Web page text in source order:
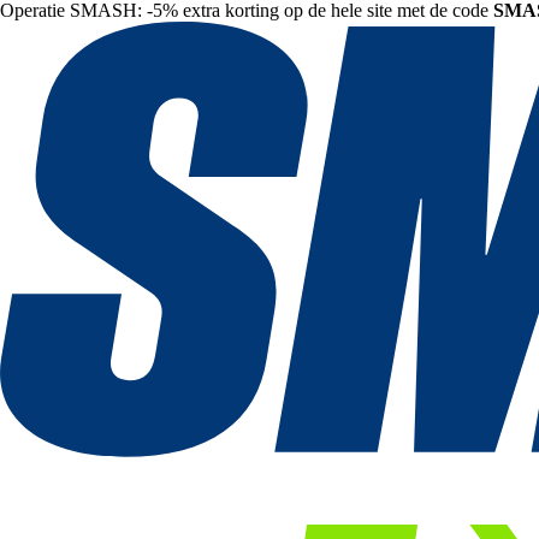
Operatie SMASH: -5% extra korting op de hele site met de code